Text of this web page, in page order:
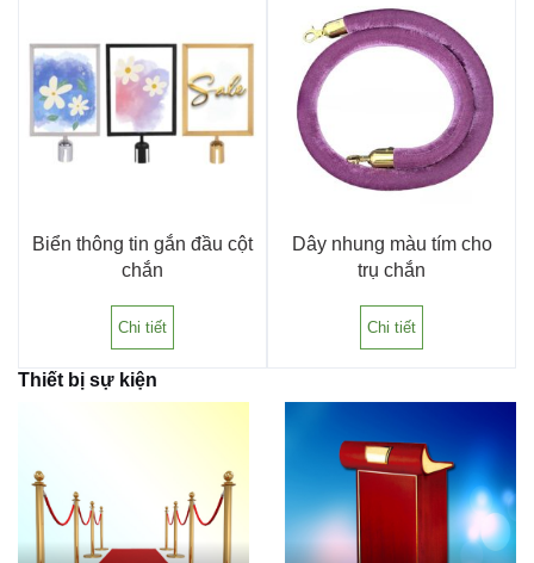
Biển thông tin gắn đầu cột
chắn
Chi tiết
Dây nhung màu tím cho
trụ chắn
Chi tiết
Thiết bị sự kiện